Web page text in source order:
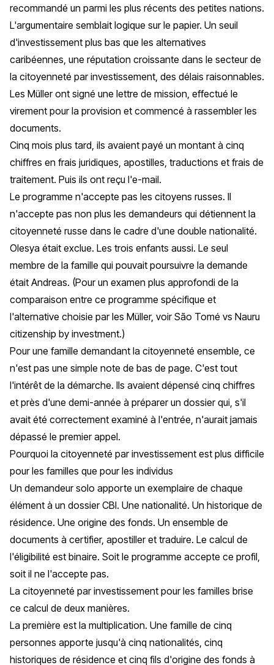
recommandé un parmi les plus récents des petites nations.
L'argumentaire semblait logique sur le papier. Un seuil
d'investissement plus bas que les alternatives
caribéennes, une réputation croissante dans le secteur de
la citoyenneté par investissement, des délais raisonnables.
Les Müller ont signé une lettre de mission, effectué le
virement pour la provision et commencé à rassembler les
documents.
Cinq mois plus tard, ils avaient payé un montant à cinq
chiffres en frais juridiques, apostilles, traductions et frais de
traitement. Puis ils ont reçu l'e-mail.
Le programme n'accepte pas les citoyens russes. Il
n'accepte pas non plus les demandeurs qui détiennent la
citoyenneté russe dans le cadre d'une double nationalité.
Olesya était exclue. Les trois enfants aussi. Le seul
membre de la famille qui pouvait poursuivre la demande
était Andreas. (Pour un examen plus approfondi de la
comparaison entre ce programme spécifique et
l'alternative choisie par les Müller, voirSão Tomé vs Nauru
citizenship by investment.)
Pour une famille demandant la citoyenneté ensemble, ce
n'est pas une simple note de bas de page. C'est tout
l'intérêt de la démarche. Ils avaient dépensé cinq chiffres
et près d'une demi-année à préparer un dossier qui, s'il
avait été correctement examiné à l'entrée, n'aurait jamais
dépassé le premier appel.
Pourquoi la citoyenneté par investissement est plus difficile
pour les familles que pour les individus
Un demandeur solo apporte un exemplaire de chaque
élément à un dossier CBI. Une nationalité. Un historique de
résidence. Une origine des fonds. Un ensemble de
documents à certifier, apostiller et traduire. Le calcul de
l'éligibilité est binaire. Soit le programme accepte ce profil,
soit il ne l'accepte pas.
La citoyenneté par investissement pour les familles brise
ce calcul de deux manières.
La première est la multiplication. Une famille de cinq
personnes apporte jusqu'à cinq nationalités, cinq
historiques de résidence et cinq fils d'origine des fonds à